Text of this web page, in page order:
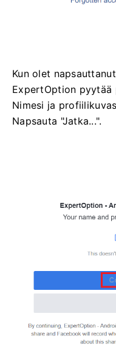
Kun olet
ExpertOption pyytää
Nimesi ja
Napsauta "Jatka...".